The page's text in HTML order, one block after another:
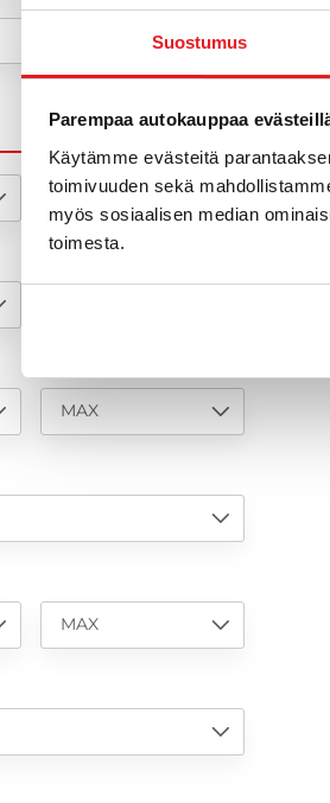
Suostumus
Parempaa autokauppaa
Käytämme evästeitä
toimivuuden sekä
myös sosiaalisen median
toimesta.
KK-erä
Maksimihinta
MAX
MAX